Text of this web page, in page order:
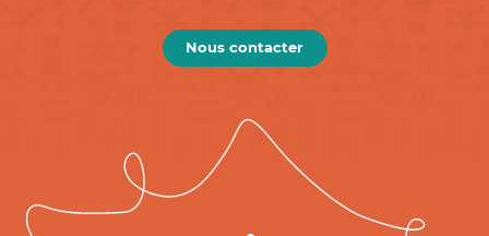
Nous contacter